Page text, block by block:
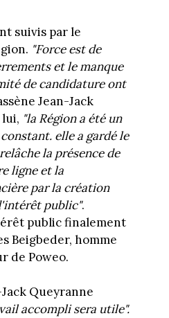
suivis par le
"Force est de
et le manque
de candidature ont
Jean-Jack
lui, "la Région a été un
elle a gardé le
la présence de
ligne et la
par la création
public".
public finalement
Beigbeder, homme
de Poweo.
Queyranne
accompli sera utile".